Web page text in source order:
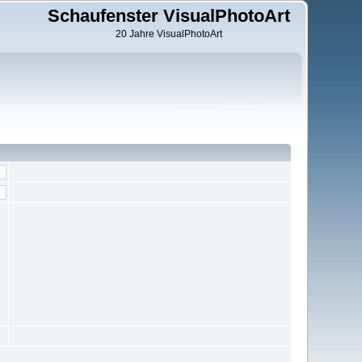
Schaufenster VisualPhotoArt
20 Jahre VisualPhotoArt